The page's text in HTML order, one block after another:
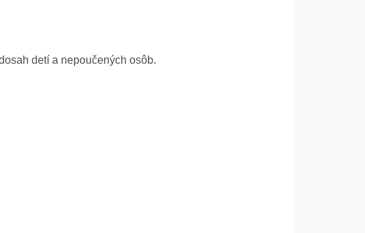
detí a nepoučených osôb.